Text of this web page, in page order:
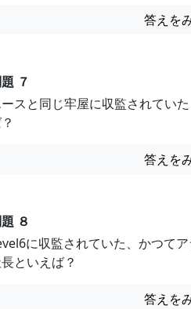
答えを
７
スと同じ牢屋に収監されてい
答えを
８
に収監されていた、かつて
といえば？
答えを